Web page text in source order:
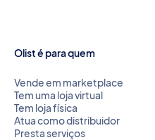
Olist é para quem
Vende em marketplace
Tem uma loja virtual
Tem loja física
Atua como distribuidor
Presta serviços